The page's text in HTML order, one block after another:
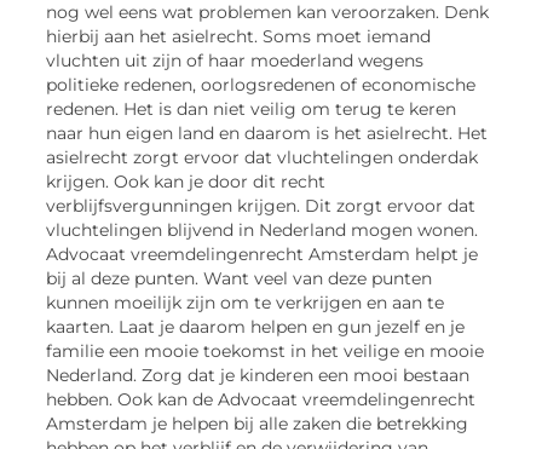
nog wel eens wat problemen kan veroorzaken. Denk
hierbij aan het asielrecht. Soms moet iemand
vluchten uit zijn of haar moederland wegens
politieke redenen, oorlogsredenen of economische
redenen. Het is dan niet veilig om terug te keren
naar hun eigen land en daarom is het asielrecht. Het
asielrecht zorgt ervoor dat vluchtelingen onderdak
krijgen. Ook kan je door dit recht
verblijfsvergunningen krijgen. Dit zorgt ervoor dat
vluchtelingen blijvend in Nederland mogen wonen.
Advocaat vreemdelingenrecht Amsterdam helpt je
bij al deze punten. Want veel van deze punten
kunnen moeilijk zijn om te verkrijgen en aan te
kaarten. Laat je daarom helpen en gun jezelf en je
familie een mooie toekomst in het veilige en mooie
Nederland. Zorg dat je kinderen een mooi bestaan
hebben. Ook kan de Advocaat vreemdelingenrecht
Amsterdam je helpen bij alle zaken die betrekking